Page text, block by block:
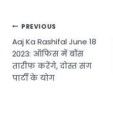
Post
navigation
PREVIOUS
Aaj Ka Rashifal June 18
2023: ऑफिस में बॉस
तारीफ करेंगे, दोस्त संग
पार्टी के योग